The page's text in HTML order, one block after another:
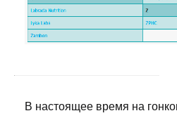
В настоящее время на